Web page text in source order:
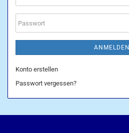
Mail-
Adresse
Passwort
ANMELDEN
Konto erstellen
Passwort vergessen?